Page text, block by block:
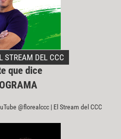
STREAM DEL CCC
que dice
@florealccc | El Stream del CCC